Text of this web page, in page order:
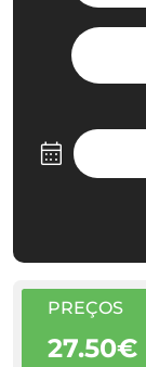
PREÇOS
27.50€